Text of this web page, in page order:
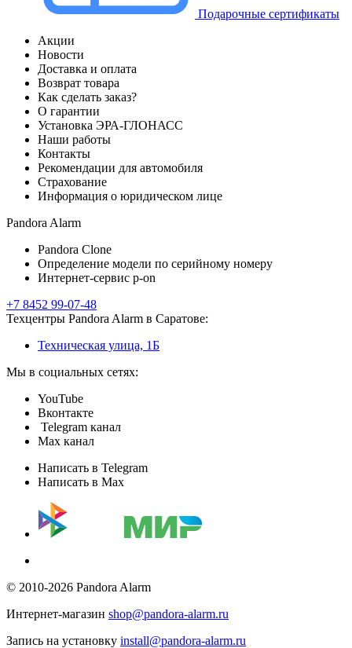
Подарочные сертификаты
Акции
Новости
Доставка и оплата
Возврат товара
Как сделать заказ?
О гарантии
Установка ЭРА-ГЛОНАСС
Наши работы
Контакты
Рекомендации для автомобиля
Страхование
Информация о юридическом лице
Pandora Alarm
Pandora Clone
Определение модели по серийному номеру
Интернет-сервис p-on
+7 8452 99-07-48
Техцентры Pandora Alarm в Саратове:
Техническая улица, 1Б
Мы в социальных сетях:
YouTube
Вконтакте
Telegram канал
Max канал
Написать в Telegram
Написать в Max
© 2010-2026 Pandora Alarm
Интернет-магазин shop@pandora-alarm.ru
Запись на установку install@pandora-alarm.ru